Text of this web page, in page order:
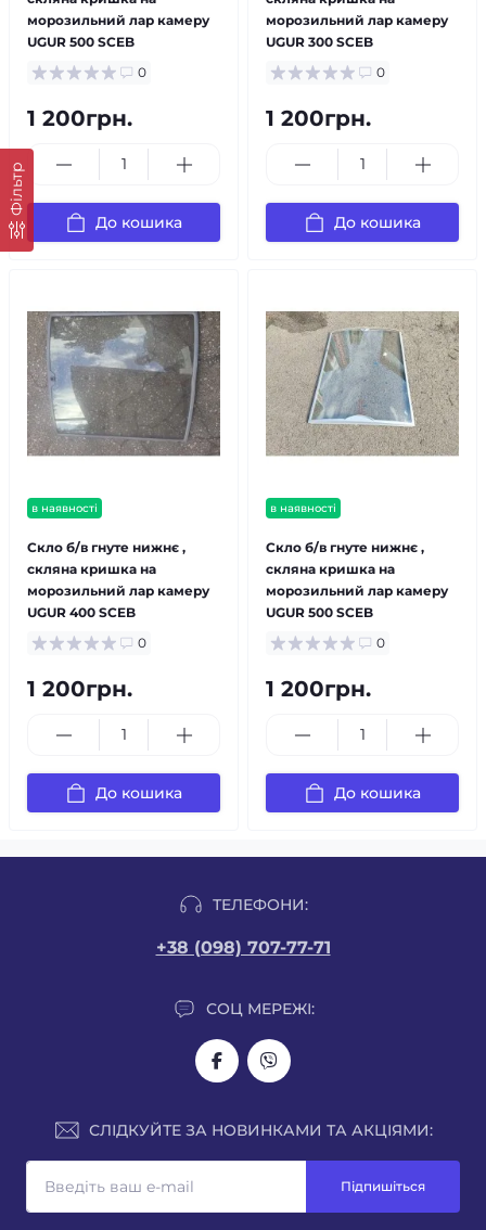
Фільтр
морозильний лар камеру
UGUR 500 SCEB
0
1 200грн.
До кошика
морозильний лар камеру
UGUR 300 SCEB
0
1 200грн.
До кошика
в наявності
Скло б/в гнуте нижнє ,
скляна кришка на
морозильний лар камеру
UGUR 400 SCEB
0
1 200грн.
До кошика
в наявності
Скло б/в гнуте нижнє ,
скляна кришка на
морозильний лар камеру
UGUR 500 SCEB
0
1 200грн.
До кошика
ТЕЛЕФОНИ:
+38 (098) 707-77-71
СОЦ МЕРЕЖІ:
СЛІДКУЙТЕ ЗА НОВИНКАМИ ТА АКЦІЯМИ:
Підпишіться